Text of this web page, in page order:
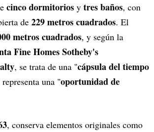
cinco dormitorios y tres baños, con
de 229 metros cuadrados. El
metros cuadrados, y según la
Fine Homes Sotheby's
, se trata de una "cápsula del tiempo
una "oportunidad de
, conserva elementos originales como